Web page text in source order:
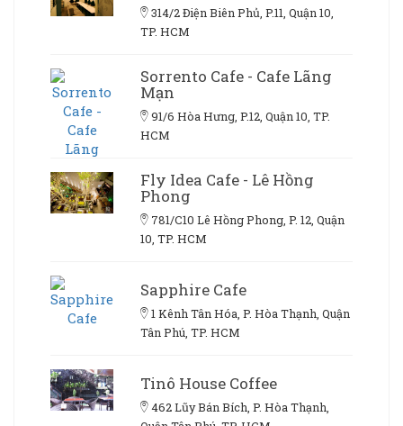
314/2 Điện Biên Phủ, P.11, Quận 10,
TP. HCM
Sorrento Cafe - Cafe Lãng
Mạn
91/6 Hòa Hưng, P.12, Quận 10, TP.
HCM
Fly Idea Cafe - Lê Hồng
Phong
781/C10 Lê Hồng Phong, P. 12, Quận
10, TP. HCM
Sapphire Cafe
1 Kênh Tân Hóa, P. Hòa Thạnh, Quận
Tân Phú, TP. HCM
Tinô House Coffee
462 Lũy Bán Bích, P. Hòa Thạnh,